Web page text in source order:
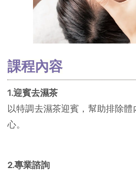
課程內容
1.迎賓去濕茶
以特調去濕茶迎賓，幫助排除
心。
2.專業諮詢